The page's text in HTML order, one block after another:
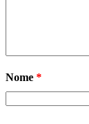
Nome *